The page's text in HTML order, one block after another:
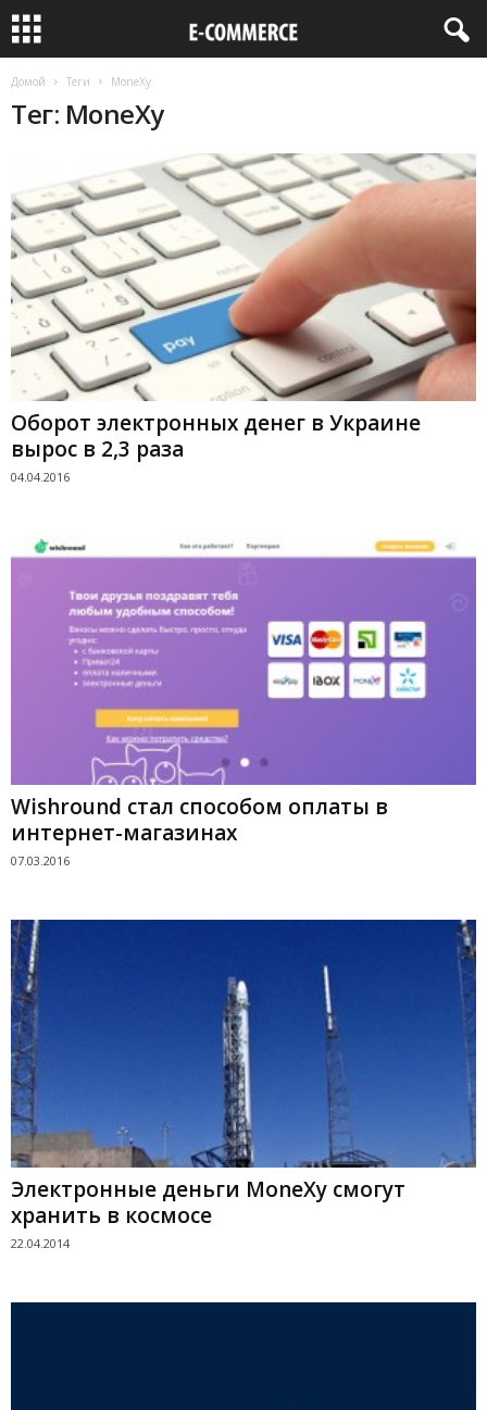
Домой Теги MoneXy
Тег: MoneXy
Оборот электронных денег в Украине
вырос в 2,3 раза
04.04.2016
Wishround стал способом оплаты в
интернет-магазинах
07.03.2016
Электронные деньги MoneXy смогут
хранить в космосе
22.04.2014